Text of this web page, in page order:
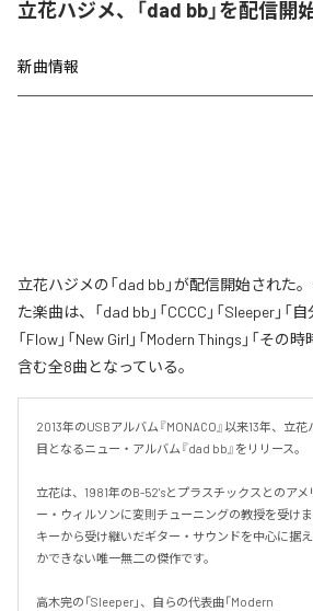
立花ハジメ、「dad bb」を配信開
新曲情報
立花ハジメの「dad bb」が配信開始された
た楽曲は、「dad bb」「CCCC」「Sleeper」「
「Flow」「New Girl」「Modern Things」「その
含む全8曲となっている。
2013年のUSBアルバム『MONACO』以来13年、立
目となるニュー・アルバム『dad bb』をリリース。
立花は、1981年のB-52'sとプラスチックスとのア
ー・ウィルソンに変則チューニングの教授を受け
キーから受け継いだギター・サウンドを中心に据
かできない唯一無二の傑作です。
高木完の「Sleeper」、自らの代表曲「Modern